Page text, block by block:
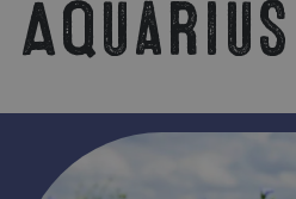
Aquarius